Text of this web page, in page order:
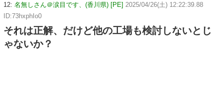
12: 名無しさん＠涙目です、(香川県) [PE] 2025/04/26(土) 12:22:39.88
ID:73hxphIo0
それは正解、だけど他の工場も検討しないとじ
ゃないか？